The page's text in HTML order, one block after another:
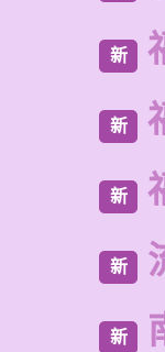
新
新
新
新
新